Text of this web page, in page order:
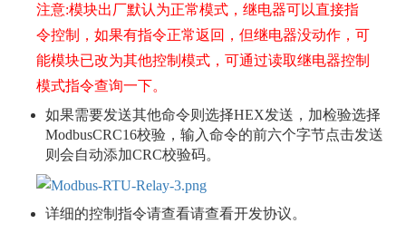
注意:模块出厂默认为正常模式，继电器可以直接指
令控制，如果有指令正常返回，但继电器没动作，可
能模块已改为其他控制模式，可通过读取继电器控制
模式指令查询一下。
如果需要发送其他命令则选择HEX发送，加检验选择
ModbusCRC16校验，输入命令的前六个字节点击发送
则会自动添加CRC校验码。
详细的控制指令请查看请查看开发协议。